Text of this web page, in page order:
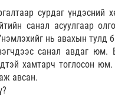
сурдаг үндэсний
санал асуулгаар
нь авахын тулд
санал авдаг юм.
хамтарч тоглосон
авсан.